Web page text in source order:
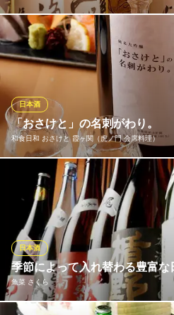
男前料理 虎ノ門 はらから
虎ノ門の 大人の居酒屋
地下鉄銀座線虎ノ門駅4番出口 徒歩
東京都港区虎ノ門1-15-10 名和ビルB1
和洋中の料理に合わせて日本全国
した。定番の「男山生もと」「一ノ
「明冠」をはじめとする大吟醸、「
った銘酒まで10種をご用意。冷酒
のをバランスよく揃えています。地
みください。
個室居酒屋 酒蔵 季（TOKI） 虎
新橋虎ノ門の個室居酒屋
地下鉄銀座線虎ノ門駅 徒歩2分
東京都港区虎ノ門1-16-11 桜川アネックスビ
「おさけと」の名刺がわり。
和食日和 おさけと 霞ヶ関（虎ノ門 会席料理）
日本酒
ようこそ「おさけと」へ、「まずは
い」の名刺代わりのプライベートボ
名な木村式農法と同様の自然栽培で
を全量使用。 農薬も肥料も使わな
を感じるピュアなお米。
和食日和 おさけと 霞ヶ関（虎
厳選日本酒とくずし割烹
地下鉄銀座線虎ノ門駅11番出口
季節によって入れ替わる豊富な
魚菜 さくら
日本酒